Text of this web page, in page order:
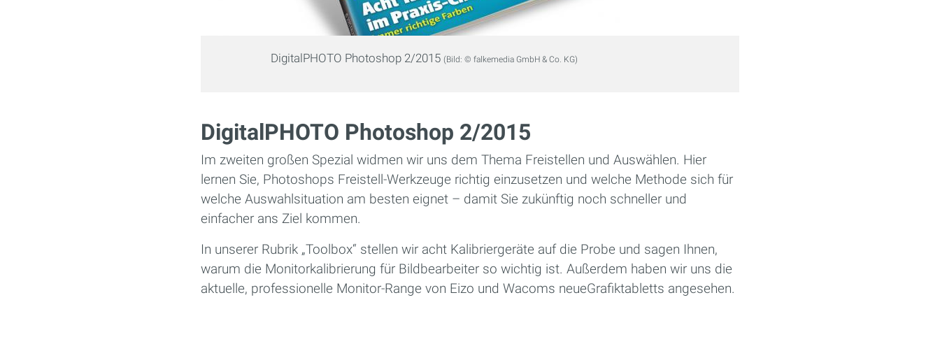
DigitalPHOTO Photoshop 2/2015 (Bild: © falkemedia GmbH & Co. KG)
DigitalPHOTO Photoshop 2/2015
Im zweiten großen Spezial widmen wir uns dem Thema Freistellen und Auswählen. Hier
lernen Sie, Photoshops Freistell-Werkzeuge richtig einzusetzen und welche Methode sich für
welche Auswahlsituation am besten eignet – damit Sie zukünftig noch schneller und
einfacher ans Ziel kommen.
In unserer Rubrik „Toolbox“ stellen wir acht Kalibriergeräte auf die Probe und sagen Ihnen,
warum die Monitorkalibrierung für Bildbearbeiter so wichtig ist. Außerdem haben wir uns die
aktuelle, professionelle Monitor-Range von Eizo und Wacoms neueGrafiktabletts angesehen.